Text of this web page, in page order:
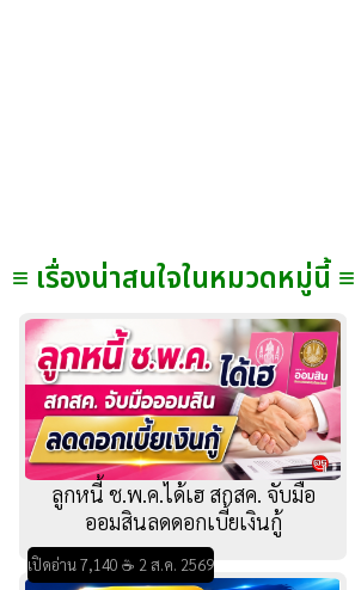
≡ เรื่องน่าสนใจในหมวดหมู่นี้ ≡
ลูกหนี้ ช.พ.ค.ได้เฮ สกสค. จับมือ
ออมสินลดดอกเบี้ยเงินกู้
เปิดอ่าน 7,140 ☕ 2 ส.ค. 2569